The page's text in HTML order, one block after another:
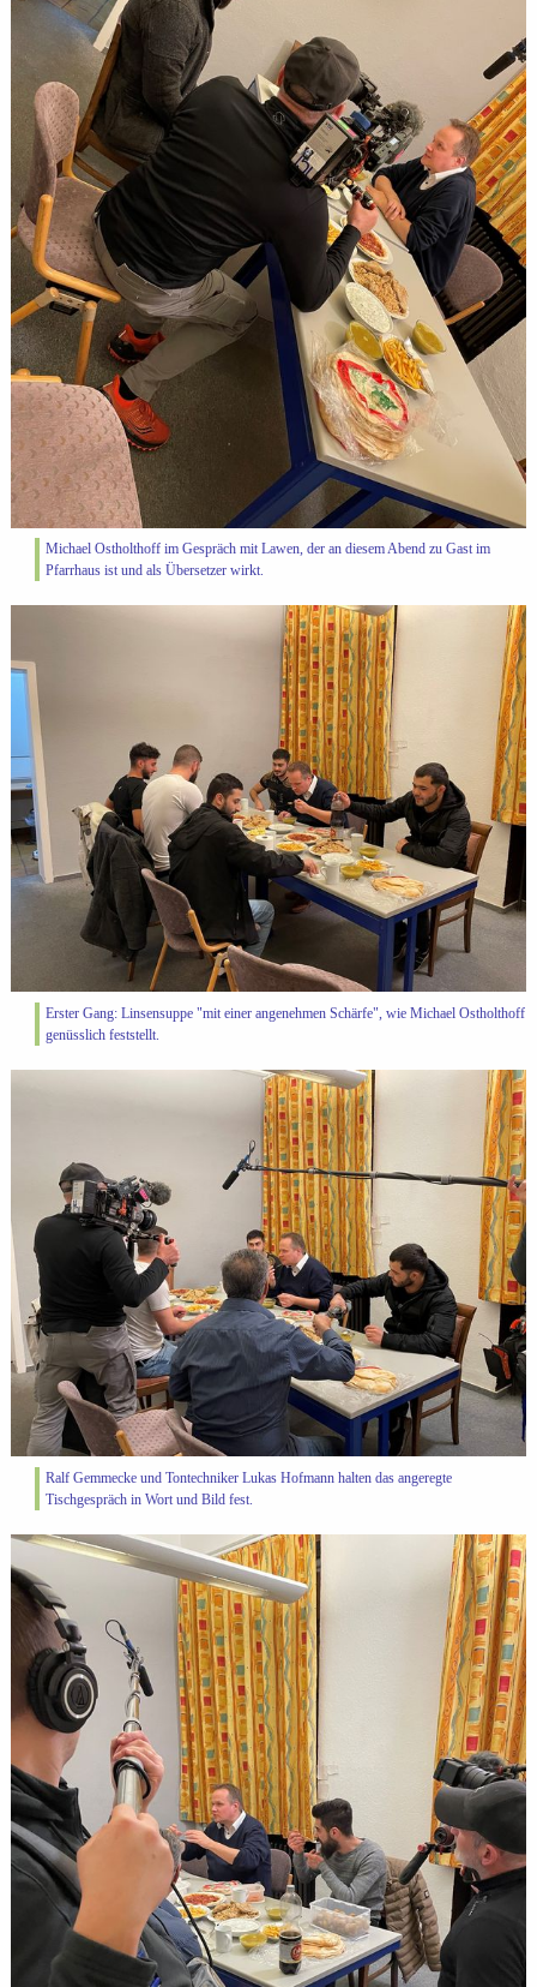
Michael Ostholthoff im Gespräch mit Lawen, der an diesem Abend zu Gast im
Pfarrhaus ist und als Übersetzer wirkt.
Erster Gang: Linsensuppe "mit einer angenehmen Schärfe", wie Michael Ostholthoff
genüsslich feststellt.
Ralf Gemmecke und Tontechniker Lukas Hofmann halten das angeregte
Tischgespräch in Wort und Bild fest.